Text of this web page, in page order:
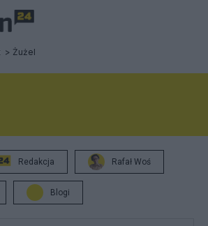
Żużel
Redakcja Rafał Woś
Blogi